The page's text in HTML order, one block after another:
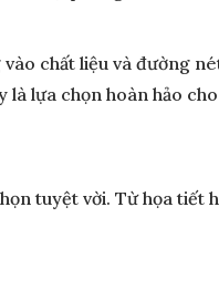
chất liệu và đường
lựa chọn hoàn hảo
tuyệt vời. Từ họa tiết